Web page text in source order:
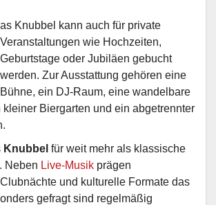
as Knubbel kann auch für private
Veranstaltungen wie Hochzeiten,
Geburtstage oder Jubiläen gebucht
werden. Zur Ausstattung gehören eine
Bühne, ein DJ-Raum, eine wandelbare
kleiner Biergarten und ein abgetrennter
Knubbel für weit mehr als klassische
Neben Live-Musik prägen
und kulturelle Formate das
gefragt sind regelmäßig